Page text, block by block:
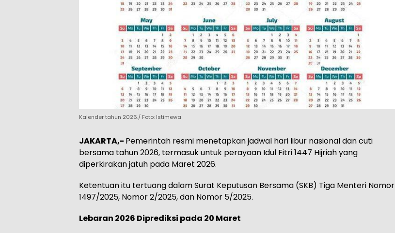
Kalender tahun 2026./ Foto: Istimewa
JAKARTA,- Pemerintah resmi menetapkan jadwal hari libur nasional dan cuti
bersama tahun 2026, termasuk untuk perayaan Idul Fitri 1447 Hijriah yang
diperkirakan jatuh pada Maret 2026.
Ketentuan itu tertuang dalam Surat Keputusan Bersama (SKB) Tiga Menteri Nomor
1497/2025, Nomor 2/2025, dan Nomor 5/2025.
Lebaran 2026 Diprediksi pada 20 Maret